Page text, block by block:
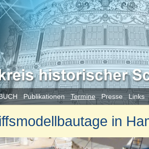
Publikationen Termine Presse Links
in